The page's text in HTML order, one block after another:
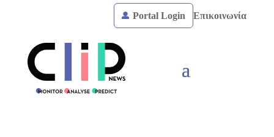
Portal Login Επικοινωνία